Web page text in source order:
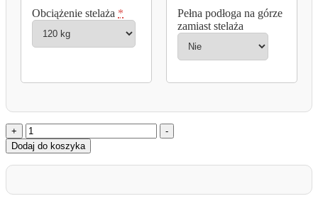
Obciążenie stelaża *
Pełna podłoga na górze
zamiast stelaża
+
ilość
Łóżko
na
antresoli
pełnym
-
Dodaj do koszyka